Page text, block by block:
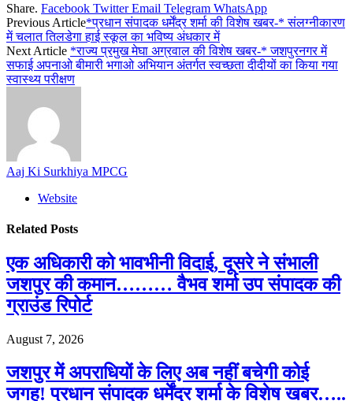
Share. Facebook Twitter Email Telegram WhatsApp
Previous Article*प्रधान संपादक धर्मेंद्र शर्मा की विशेष खबर-* संलग्नीकारण
में चलात तिलडेगा हाई स्कूल का भविष्य अंधकार में
Next Article *राज्य प्रमुख मेघा अग्रवाल की विशेष खबर-* जशपुरनगर में
सफाई अपनाओ बीमारी भगाओ अभियान अंतर्गत स्वच्छता दीदीयों का किया गया
स्वास्थ्य परीक्षण
Aaj Ki Surkhiya MPCG
Website
Related Posts
एक अधिकारी को भावभीनी विदाई, दूसरे ने संभाली
जशपुर की कमान……… वैभव शर्मा उप संपादक की
ग्राउंड रिपोर्ट
August 7, 2026
जशपुर में अपराधियों के लिए अब नहीं बचेगी कोई
जगह! प्रधान संपादक धर्मेंद्र शर्मा के विशेष खबर…..